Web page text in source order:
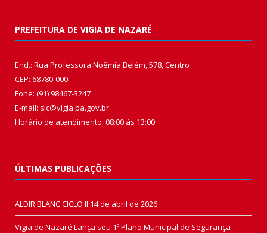
PREFEITURA DE VIGIA DE NAZARÉ
End.: Rua Professora Noêmia Belém, 578, Centro
CEP: 68780-000
Fone: (91) 98467-3247
E-mail: sic@vigia.pa.gov.br
Horário de atendimento: 08:00 às 13:00
ÚLTIMAS PUBLICAÇÕES
ALDIR BLANC CICLO II 14 de abril de 2026
Vigia de Nazaré Lança seu 1º Plano Municipal de Segurança